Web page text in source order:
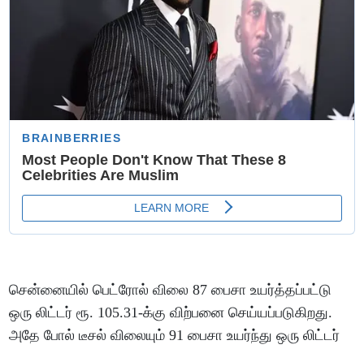
சென்னையில் பெட்ரோல் விலை 87 பைசா உயர்த்தப்பட்டு
ஒரு லிட்டர் ரூ. 105.31-க்கு விற்பனை செய்யப்படுகிறது.
அதே போல் டீசல் விலையும் 91 பைசா உயர்ந்து ஒரு லிட்டர்